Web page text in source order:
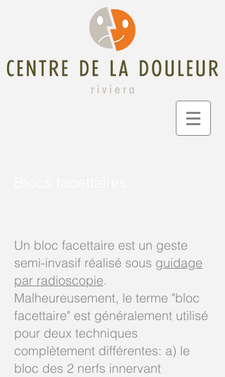
Un bloc facettaire est un geste
semi-invasif réalisé sous guidage
par radioscopie.
Malheureusement, le terme "bloc
facettaire" est généralement utilisé
pour deux techniques
complètement différentes: a) le
bloc des 2 nerfs innervant